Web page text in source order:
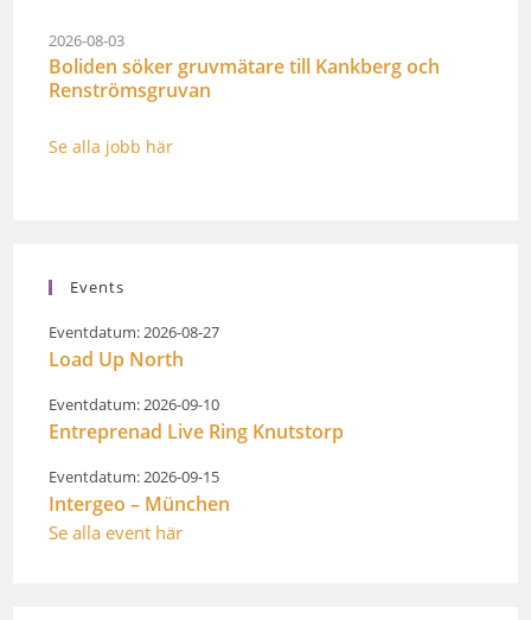
2026-08-03
Boliden söker gruvmätare till Kankberg och
Renströmsgruvan
Se alla jobb här
Events
Eventdatum: 2026-08-27
Load Up North
Eventdatum: 2026-09-10
Entreprenad Live Ring Knutstorp
Eventdatum: 2026-09-15
Intergeo – München
Se alla event här